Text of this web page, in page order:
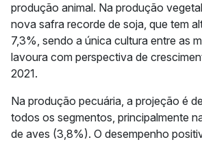
produção animal. Na produção
nova safra recorde de soja, que tem
7,3%, sendo a única cultura entre as
lavoura com perspectiva de
2021.
Na produção pecuária, a projeção é
todos os segmentos, principalmente
de aves (3,8%). O desempenho